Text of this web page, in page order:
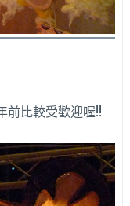
前比較受歡迎喔!!